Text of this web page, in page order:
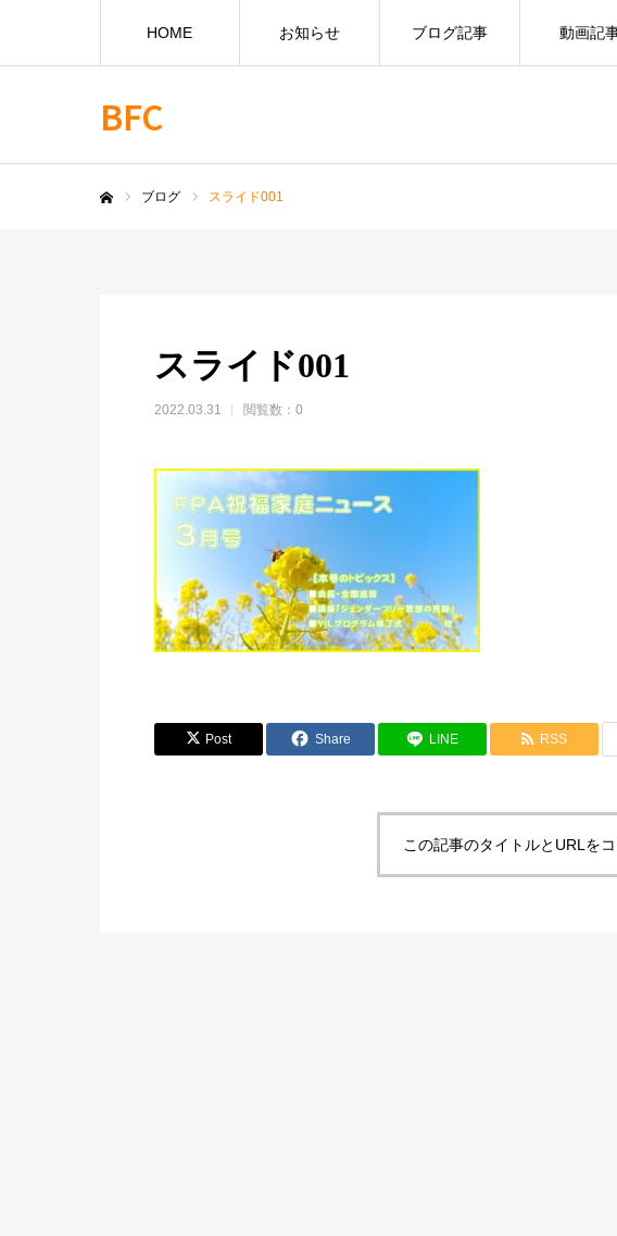
BFC
HOME お知らせ ブログ記事 動画記
ブログ スライド001
スライド001
2022.03.31 閲覧数：0
Post Share LINE RSS
この記事のタイトルとURLを